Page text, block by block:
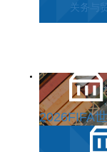
关务与
2026FIFA